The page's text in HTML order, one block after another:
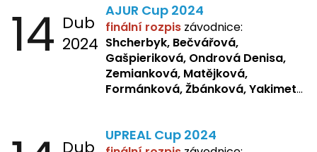
Žbánková, Sochorová
14 Dub
2024
AJUR Cup 2024
finální rozpis závodnice:
Shcherbyk, Bečvářová,
Gašpieriková, Ondrová Denisa,
Zemianková, Matějková,
Formánková, Žbánková, Yakimets,
Dub
UPREAL Cup 2024